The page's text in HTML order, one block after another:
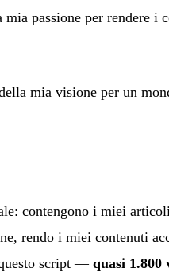
mia passione per rendere i
mia visione per un
contengono i miei
rendo i miei contenuti
script —quasi 1.800